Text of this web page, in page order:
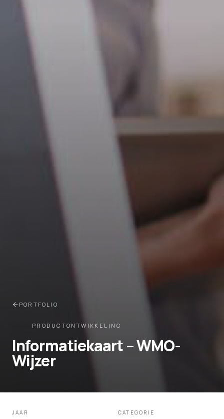
PORTFOLIO
PRODUCTONTWIKKELING
Informatiekaart – WMO-
Wijzer
JAAR CATEGORIE